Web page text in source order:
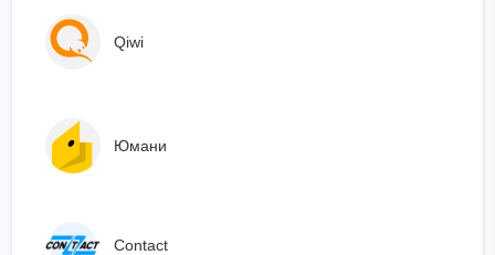
Qiwi
Юмани
Сontact